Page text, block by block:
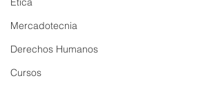
Mercadotecnia
Derechos Humanos
Cursos